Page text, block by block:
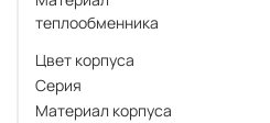
теплообменника
Цвет корпуса
Серия
Материал корпуса